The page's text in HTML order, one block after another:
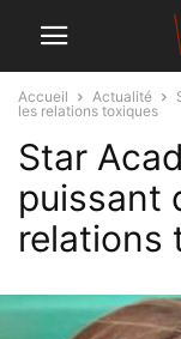
Accueil Actualité
les relations toxiques
Star
puissant
relations